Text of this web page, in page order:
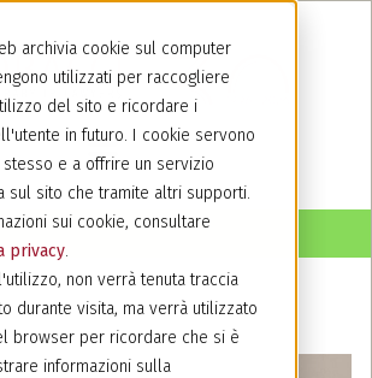
archivia cookie sul computer
utilizzati per raccogliere
del sito e ricordare i
in futuro. I cookie servono
e a offrire un servizio
sul sito che tramite altri supporti.
sui cookie, consultare
privacy.
non verrà tenuta traccia
durante visita, ma verrà utilizzato
browser per ricordare che si è
informazioni sulla